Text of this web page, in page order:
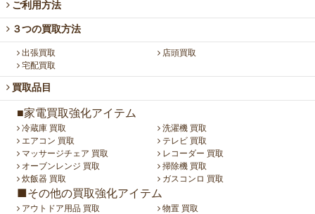
ご利用方法
３つの買取方法
出張買取
店頭買取
宅配買取
買取品目
■家電買取強化アイテム
冷蔵庫 買取
洗濯機 買取
エアコン 買取
テレビ 買取
マッサージチェア 買取
レコーダー 買取
オーブンレンジ 買取
掃除機 買取
炊飯器 買取
ガスコンロ 買取
■その他の買取強化アイテム
アウトドア用品 買取
物置 買取